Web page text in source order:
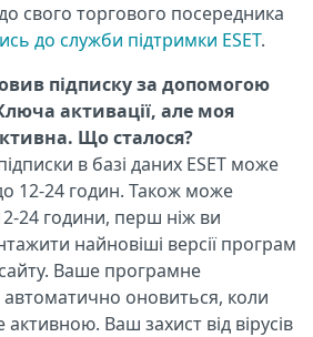
свого торгового посередника
до служби підтримки ESET.
підписку за допомогою
активації, але моя
Що сталося?
в базі даних ESET може
12-24 годин. Також може
24 години, перш ніж ви
найновіші версії програм
Ваше програмне
оновиться, коли
активною. Ваш захист від вірусів